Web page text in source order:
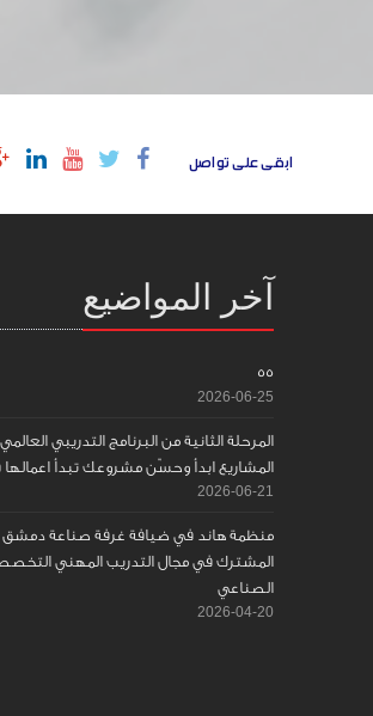
ابقى على تواصل
آخر المواضيع
55
2026-06-25
المرحلة الثانية من البرنامج التدريبي
المشاريع ابدأ وحسّن مشروعك تبدأ اعمالها
2026-06-21
منظمة هاند في ضيافة غرفة صناعة دمشق
المشترك في مجال التدريب المهني
الصناعي
2026-04-20